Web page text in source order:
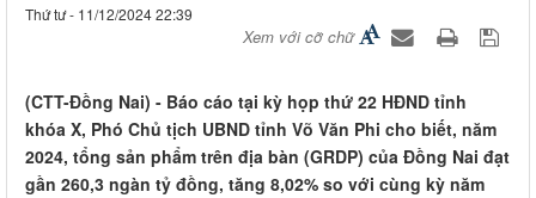
Thứ tư - 11/12/2024 22:39
Xem với cỡ chữ
(CTT-Đồng Nai) - Báo cáo tại kỳ họp thứ 22 HĐND tỉnh
khóa X, Phó Chủ tịch UBND tỉnh Võ Văn Phi cho biết, năm
2024, tổng sản phẩm trên địa bàn (GRDP) của Đồng Nai đạt
gần 260,3 ngàn tỷ đồng, tăng 8,02% so với cùng kỳ năm